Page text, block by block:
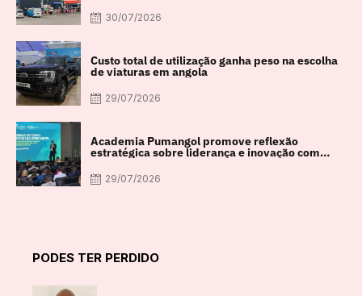
30/07/2026
Custo total de utilização ganha peso na escolha
de viaturas em angola
29/07/2026
Academia Pumangol promove reflexão
estratégica sobre liderança e inovação com
especialista internacional Nadim Habib
29/07/2026
PODES TER PERDIDO